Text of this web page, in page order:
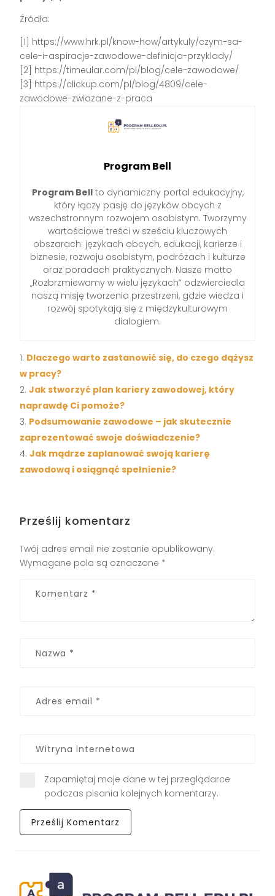
Źródła:
[1] https://www.hrk.pl/know-how/artykuly/czym-sa-
cele-i-aspiracje-zawodowe-definicja-przyklady/
[2] https://timeular.com/pl/blog/cele-zawodowe/
[3] https://clickup.com/pl/blog/4809/cele-
zawodowe-zwiazane-z-praca
Program Bell
Program Bellto dynamiczny portal edukacyjny,
który łączy pasję do języków obcych z
wszechstronnym rozwojem osobistym. Tworzymy
wartościowe treści w sześciu kluczowych
obszarach: językach obcych, edukacji, karierze i
biznesie, rozwoju osobistym, podróżach i kulturze
oraz poradach praktycznych. Nasze motto
„Rozbrzmiewamy w wielu językach” odzwierciedla
naszą misję tworzenia przestrzeni, gdzie wiedza i
rozwój spotykają się z międzykulturowym
dialogiem.
Dlaczego warto zastanowić się, do czego dążysz
w pracy?
Jak stworzyć plan kariery zawodowej, który
naprawdę Ci pomoże?
Podsumowanie zawodowe – jak skutecznie
zaprezentować swoje doświadczenie?
Jak mądrze zaplanować swoją karierę
zawodową i osiągnąć spełnienie?
Prześlij komentarz
Twój adres email nie zostanie opublikowany.
Wymagane pola są oznaczone *
Zapamiętaj moje dane w tej przeglądarce
podczas pisania kolejnych komentarzy.